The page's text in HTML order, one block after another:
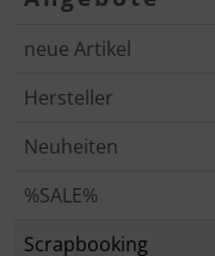
Springe zum
Springe zu den
neue Artikel
Hersteller
Neuheiten
%SALE%
Scrapbooking